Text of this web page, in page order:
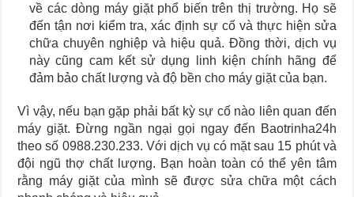
về các dòng máy giặt phổ biến trên thị trường. Họ sẽ
đến tận nơi kiểm tra, xác định sự cố và thực hiện sửa
chữa chuyên nghiệp và hiệu quả. Đồng thời, dịch vụ
này cũng cam kết sử dụng linh kiện chính hãng để
đảm bảo chất lượng và độ bền cho máy giặt của bạn.
Vì vậy, nếu bạn gặp phải bất kỳ sự cố nào liên quan đến
máy giặt. Đừng ngần ngại gọi ngay đến Baotrinha24h
theo số 0988.230.233. Với dịch vụ có mặt sau 15 phút và
đội ngũ thợ chất lượng. Bạn hoàn toàn có thể yên tâm
rằng máy giặt của mình sẽ được sửa chữa một cách